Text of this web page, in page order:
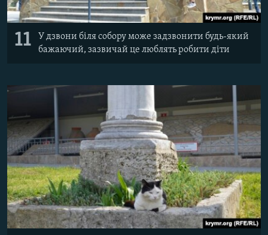
11
У дзвони біля собору може задзвонити будь-який
бажаючий, зазвичай це люблять робити діти